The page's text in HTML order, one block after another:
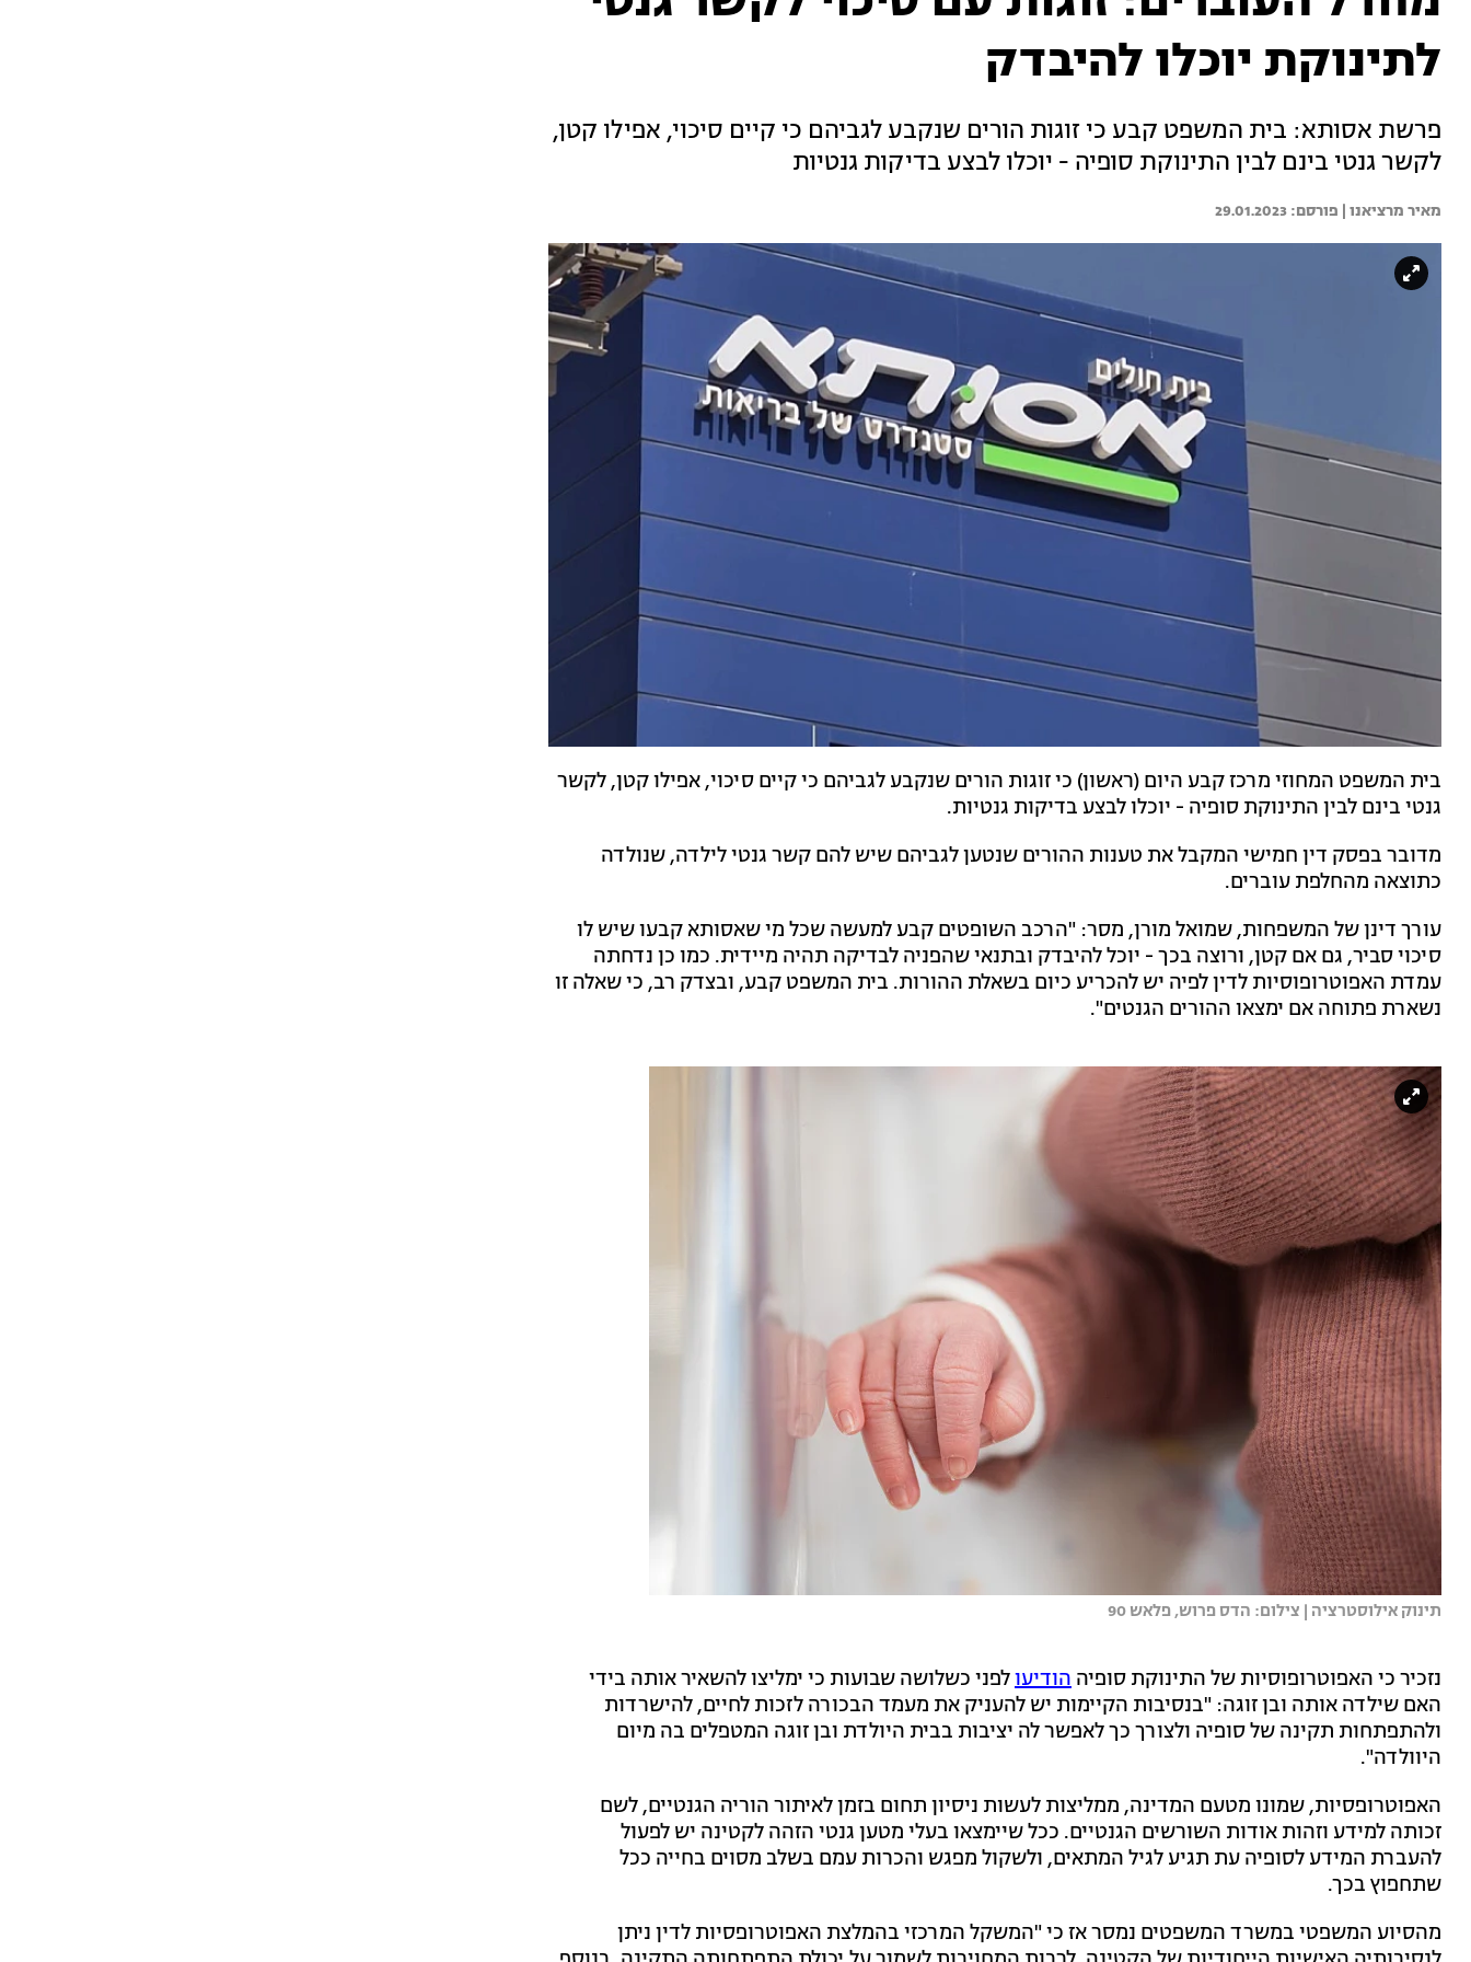
לתינוקת יוכלו להיבדק
פרשת אסותא: בית המשפט קבע כי זוגות הורים שנקבע לגביהם כי קיים סיכוי, אפילו קטן,
לקשר גנטי בינם לבין התינוקת סופיה - יוכלו לבצע בדיקות גנטיות
מאיר מרציאנו | 29.01.2023
בית המשפט המחוזי מרכז קבע היום (ראשון) כי זוגות הורים שנקבע לגביהם כי קיים סיכוי, אפילו קטן, לקשר
גנטי בינם לבין התינוקת סופיה - יוכלו לבצע בדיקות גנטיות.
מדובר בפסק דין חמישי המקבל את טענות ההורים שנטען לגביהם שיש להם קשר גנטי לילדה, שנולדה
כתוצאה מהחלפת עוברים.
עורך דינן של המשפחות, שמואל מורן, מסר: "הרכב השופטים קבע למעשה שכל מי שאסותא קבעו שיש לו
סיכוי סביר, גם אם קטן, ורוצה בכך - יוכל להיבדק ובתנאי שהפניה לבדיקה תהיה מיידית. כמו כן נדחתה
עמדת האפוטרופוסיות לדין לפיה יש להכריע כיום בשאלת ההורות. בית המשפט קבע, ובצדק רב, כי שאלה זו
נשארת פתוחה אם ימצאו ההורים הגנטים".
תינוק אילוסטרציה | צילום: הדס פרוש, פלאש 90
נזכיר כי האפוטרופוסיות של התינוקת סופיה הודיעולפני כשלושה שבועות כי ימליצו להשאיר אותה בידי
האם שילדה אותה ובן זוגה: "בנסיבות הקיימות יש להעניק את מעמד הבכורה לזכות לחיים, להישרדות
ולהתפתחות תקינה של סופיה ולצורך כך לאפשר לה יציבות בבית היולדת ובן זוגה המטפלים בה מיום
היוולדה".
האפוטרופסיות, שמונו מטעם המדינה, ממליצות לעשות ניסיון תחום בזמן לאיתור הוריה הגנטיים, לשם
זכותה למידע וזהות אודות השורשים הגנטיים. ככל שיימצאו בעלי מטען גנטי הזהה לקטינה יש לפעול
להעברת המידע לסופיה עת תגיע לגיל המתאים, ולשקול מפגש והכרות עמם בשלב מסוים בחייה ככל
שתחפוץ בכך.
מהסיוע המשפטי במשרד המשפטים נמסר אז כי "המשקל המרכזי בהמלצת האפוטרופסיות לדין ניתן